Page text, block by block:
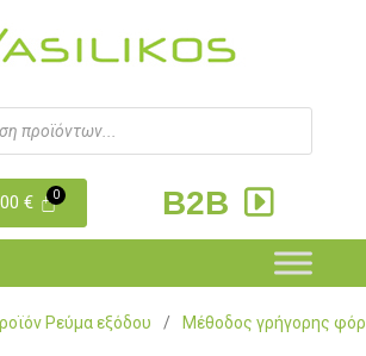
€ B2B
Ρεύμα εξόδου / Μέθοδος γρήγορης